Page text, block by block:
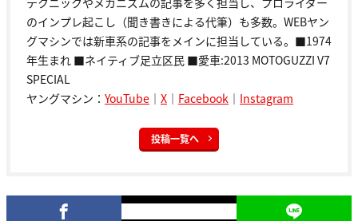
のインプレ起こし（聞き書きによる代筆）も多数。WEBヤン
グマシンでは新車系の記事をメインに担当している。■1974
年生まれ ■ネイティブ足立区民 ■愛車:2013 MOTOGUZZI V7
SPECIAL
ヤングマシン： YouTube ｜ X ｜ Facebook ｜ Instagram
投稿一覧へ